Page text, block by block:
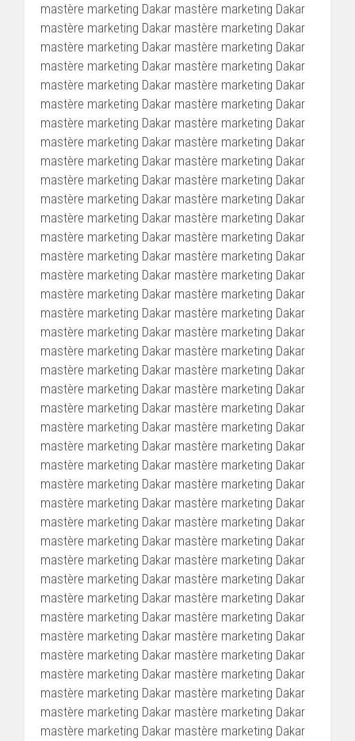
mastère marketing Dakar mastère marketing Dakar
mastère marketing Dakar mastère marketing Dakar
mastère marketing Dakar mastère marketing Dakar
mastère marketing Dakar mastère marketing Dakar
mastère marketing Dakar mastère marketing Dakar
mastère marketing Dakar mastère marketing Dakar
mastère marketing Dakar mastère marketing Dakar
mastère marketing Dakar mastère marketing Dakar
mastère marketing Dakar mastère marketing Dakar
mastère marketing Dakar mastère marketing Dakar
mastère marketing Dakar mastère marketing Dakar
mastère marketing Dakar mastère marketing Dakar
mastère marketing Dakar mastère marketing Dakar
mastère marketing Dakar mastère marketing Dakar
mastère marketing Dakar mastère marketing Dakar
mastère marketing Dakar mastère marketing Dakar
mastère marketing Dakar mastère marketing Dakar
mastère marketing Dakar mastère marketing Dakar
mastère marketing Dakar mastère marketing Dakar
mastère marketing Dakar mastère marketing Dakar
mastère marketing Dakar mastère marketing Dakar
mastère marketing Dakar mastère marketing Dakar
mastère marketing Dakar mastère marketing Dakar
mastère marketing Dakar mastère marketing Dakar
mastère marketing Dakar mastère marketing Dakar
mastère marketing Dakar mastère marketing Dakar
mastère marketing Dakar mastère marketing Dakar
mastère marketing Dakar mastère marketing Dakar
mastère marketing Dakar mastère marketing Dakar
mastère marketing Dakar mastère marketing Dakar
mastère marketing Dakar mastère marketing Dakar
mastère marketing Dakar mastère marketing Dakar
mastère marketing Dakar mastère marketing Dakar
mastère marketing Dakar mastère marketing Dakar
mastère marketing Dakar mastère marketing Dakar
mastère marketing Dakar mastère marketing Dakar
mastère marketing Dakar mastère marketing Dakar
mastère marketing Dakar mastère marketing Dakar
mastère marketing Dakar mastère marketing Dakar